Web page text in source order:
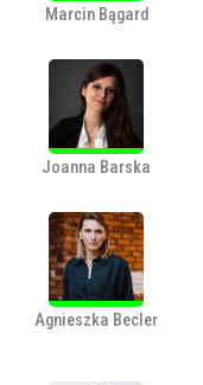
Marcin Bągard
Joanna Barska
Agnieszka Becler